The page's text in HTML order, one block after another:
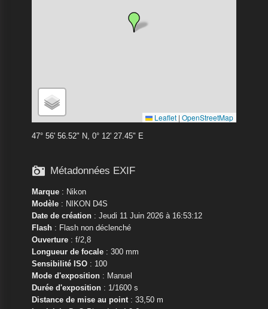
Leaflet | OpenStreetMap
47° 56' 56.52" N, 0° 12' 27.45" E
 Métadonnées EXIF
Marque: Nikon
Modèle: NIKON D4S
Date de création: Jeudi 11 Juin 2026 à 16:53:12
Flash: Flash non déclenché
Ouverture: f/2,8
Longueur de focale: 300 mm
Sensibilité ISO: 100
Mode d'exposition: Manuel
Durée d'exposition: 1/1600 s
Distance de mise au point: 33,50 m